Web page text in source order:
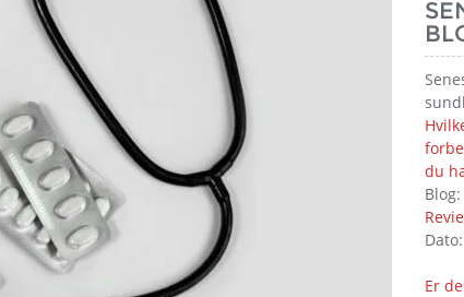
du
Blog:
Dato:
Er